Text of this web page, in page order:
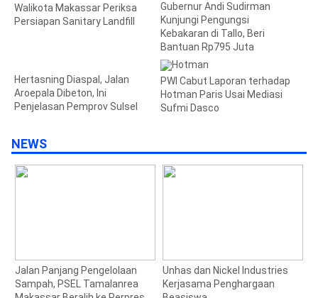
Walikota Makassar Periksa
Persiapan Sanitary Landfill
Gubernur Andi Sudirman
Kunjungi Pengungsi
Kebakaran di Tallo, Beri
Bantuan Rp795 Juta
Hertasning Diaspal, Jalan
Aroepala Dibeton, Ini
Penjelasan Pemprov Sulsel
PWI Cabut Laporan terhadap
Hotman Paris Usai Mediasi
Sufmi Dasco
NEWS
Unhas dan Nickel Industries
Kerjasama Penghargaan
Walikota Makassar Periksa
Persiapan Sanitary Landfill